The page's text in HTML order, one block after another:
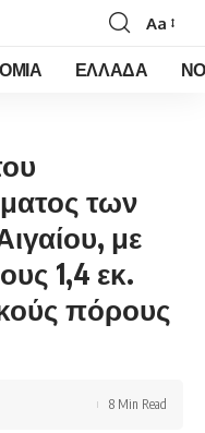
Font
Resizer
Aa
ΕΛΛΑΔΑ
των
με
1,4 εκ.
πόρους
8 Min Read